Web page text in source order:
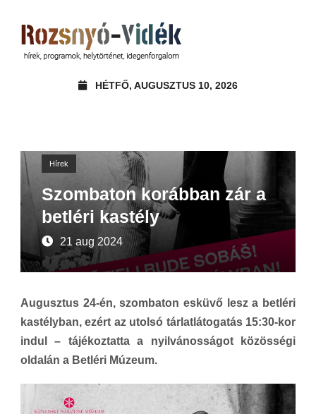
HÉTFŐ, AUGUSZTUS 10, 2026
Hírek
Szombaton korábban zár a
betléri kastély
21 aug 2024
Augusztus 24-én, szombaton esküvő lesz a betléri
kastélyban, ezért az utolsó tárlatlátogatás 15:30-kor
indul – tájékoztatta a nyilvánosságot közösségi
oldalán a Betléri Múzeum.